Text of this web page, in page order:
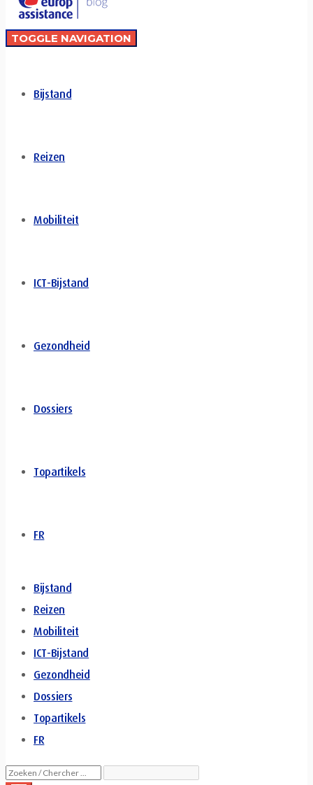
TOGGLE NAVIGATION
Bijstand
Reizen
Mobiliteit
ICT-Bijstand
Gezondheid
Dossiers
Topartikels
FR
Bijstand
Reizen
Mobiliteit
ICT-Bijstand
Gezondheid
Dossiers
Topartikels
FR